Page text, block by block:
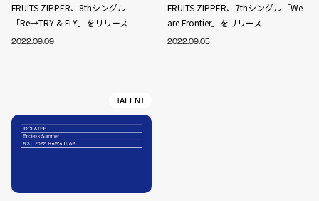
FRUITS ZIPPER、8thシングル
「Re→TRY & FLY」をリリース
2022.09.09
FRUITS ZIPPER、7thシングル「We
are Frontier」をリリース
2022.09.05
TALENT